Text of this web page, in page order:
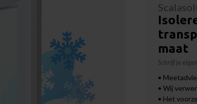
maat
Schrijf je
•
• Wij
• Het